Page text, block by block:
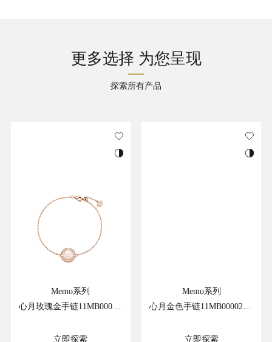
更多选择 为您呈现
探索所有产品
Memo系列
心月玫瑰金手链11MB00002RE
立即探索
Memo系列
心月金色手链11MB00002GE
立即探索